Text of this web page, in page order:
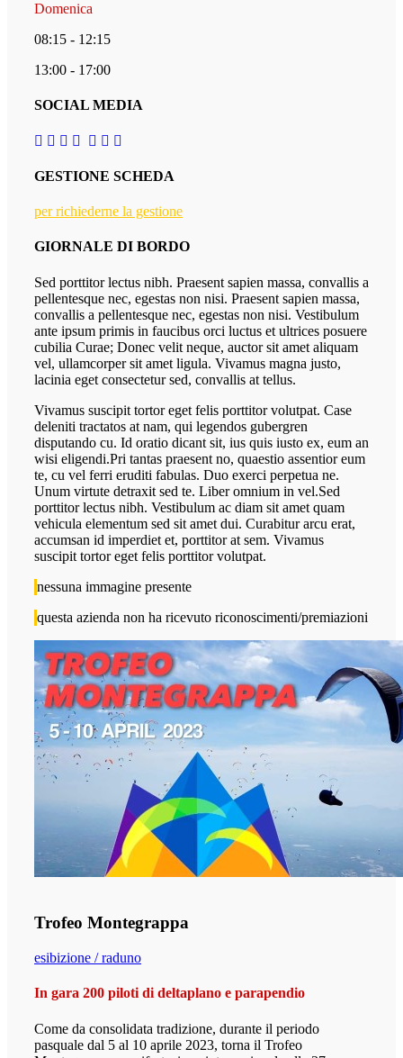
Domenica
08:15 - 12:15
13:00 - 17:00
SOCIAL MEDIA
GESTIONE SCHEDA
per richiederne la gestione
GIORNALE DI BORDO
Sed porttitor lectus nibh. Praesent sapien massa, convallis a
pellentesque nec, egestas non nisi. Praesent sapien massa,
convallis a pellentesque nec, egestas non nisi. Vestibulum
ante ipsum primis in faucibus orci luctus et ultrices posuere
cubilia Curae; Donec velit neque, auctor sit amet aliquam
vel, ullamcorper sit amet ligula. Vivamus magna justo,
lacinia eget consectetur sed, convallis at tellus.
Vivamus suscipit tortor eget felis porttitor volutpat. Case
deleniti tractatos at nam, qui legendos gubergren
disputando cu. Id oratio dicant sit, ius quis iusto ex, eum an
wisi eligendi.Pri tantas praesent no, quaestio assentior eum
te, cu vel ferri eruditi fabulas. Duo exerci perpetua ne.
Unum virtute detraxit sed te. Liber omnium in vel.Sed
porttitor lectus nibh. Vestibulum ac diam sit amet quam
vehicula elementum sed sit amet dui. Curabitur arcu erat,
accumsan id imperdiet et, porttitor at sem. Vivamus
suscipit tortor eget felis porttitor volutpat.
nessuna immagine presente
questa azienda non ha ricevuto riconoscimenti/premiazioni
Trofeo Montegrappa
esibizione / raduno
In gara 200 piloti di deltaplano e parapendio
Come da consolidata tradizione, durante il periodo
pasquale dal 5 al 10 aprile 2023, torna il Trofeo